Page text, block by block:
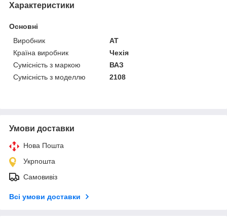
Характеристики
Основні
Виробник
AT
Країна виробник
Чехія
Сумісність з маркою
ВАЗ
Сумісність з моделлю
2108
Умови доставки
Нова Пошта
Укрпошта
Самовивіз
Всі умови доставки